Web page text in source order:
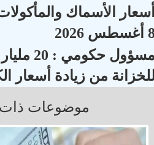
الأسماك
2026
مسؤول
من زيادة أسعار
موضوعات